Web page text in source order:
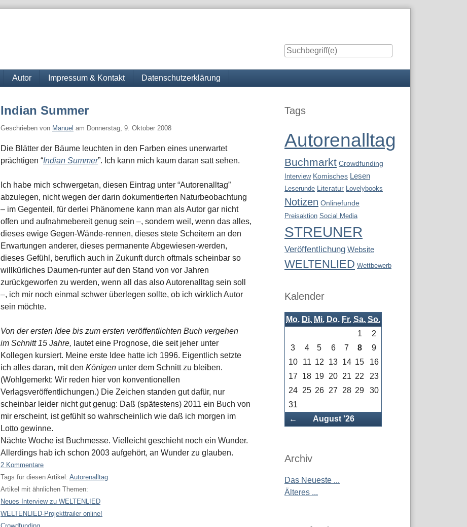
Autor Impressum & Kontakt Datenschutzerklärung
Indian Summer
Geschrieben von Manuel am Donnerstag, 9. Oktober 2008
Die Blätter der Bäume leuchten in den Farben eines unerwartet
prächtigen “Indian Summer”. Ich kann mich kaum daran satt sehen.
Ich habe mich schwergetan, diesen Eintrag unter “Autorenalltag”
abzulegen, nicht wegen der darin dokumentierten Naturbeobachtung
– im Gegenteil, für derlei Phänomene kann man als Autor gar nicht
offen und aufnahmebereit genug sein –, sondern weil, wenn das alles,
dieses ewige Gegen-Wände-rennen, dieses stete Scheitern an den
Erwartungen anderer, dieses permanente Abgewiesen-werden,
dieses Gefühl, beruflich auch in Zukunft durch oftmals scheinbar so
willkürliches Daumen-runter auf den Stand von vor Jahren
zurückgeworfen zu werden, wenn all das also Autorenalltag sein soll
–, ich mir noch einmal schwer überlegen sollte, ob ich wirklich Autor
sein möchte.
Von der ersten Idee bis zum ersten veröffentlichten Buch vergehen
im Schnitt 15 Jahre, lautet eine Prognose, die seit jeher unter
Kollegen kursiert. Meine erste Idee hatte ich 1996. Eigentlich setzte
ich alles daran, mit den Königen unter dem Schnitt zu bleiben.
(Wohlgemerkt: Wir reden hier von konventionellen
Verlagsveröffentlichungen.) Die Zeichen standen gut dafür, nur
scheinbar leider nicht gut genug: Daß (spätestens) 2011 ein Buch von
mir erscheint, ist gefühlt so wahrscheinlich wie daß ich morgen im
Lotto gewinne.
Nächte Woche ist Buchmesse. Vielleicht geschieht noch ein Wunder.
Allerdings hab ich schon 2003 aufgehört, an Wunder zu glauben.
2 Kommentare
Tags für diesen Artikel: Autorenalltag
Artikel mit ähnlichen Themen:
Neues Interview zu WELTENLIED
WELTENLIED-Projekttrailer online!
Seitenleiste
Tags
Autorenalltag
Buchmarkt Crowdfunding
Interview Komisches Lesen
Leserunde Literatur Lovelybooks
Notizen Onlinefunde
Preisaktion Social Media
STREUNER
Veröffentlichung Website
WELTENLIED Wettbewerb
Kalender
Mo. Di. Mi. Do. Fr. Sa. So.
← ZurückAugust '26
1
2
3
4 5 6 7 8
9
10
11 12 13 14 15
16
17
18 19 20 21 22
23
24
25 26 27 28 29
30
31
Archiv
Das Neueste ...
Älteres ...